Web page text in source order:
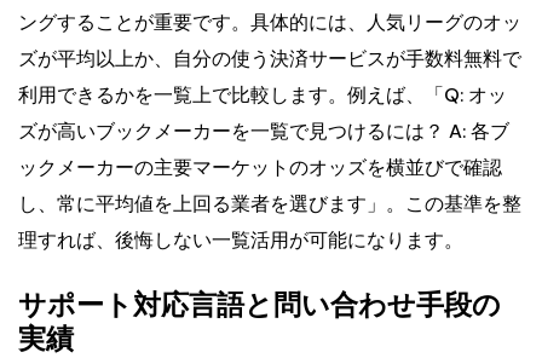
ングすることが重要です。具体的には、人気リーグのオッ
ズが平均以上か、自分の使う決済サービスが手数料無料で
利用できるかを一覧上で比較します。例えば、「Q: オッ
ズが高いブックメーカーを一覧で見つけるには？ A: 各ブ
ックメーカーの主要マーケットのオッズを横並びで確認
し、常に平均値を上回る業者を選びます」。この基準を整
理すれば、後悔しない一覧活用が可能になります。
サポート対応言語と問い合わせ手段の
実績